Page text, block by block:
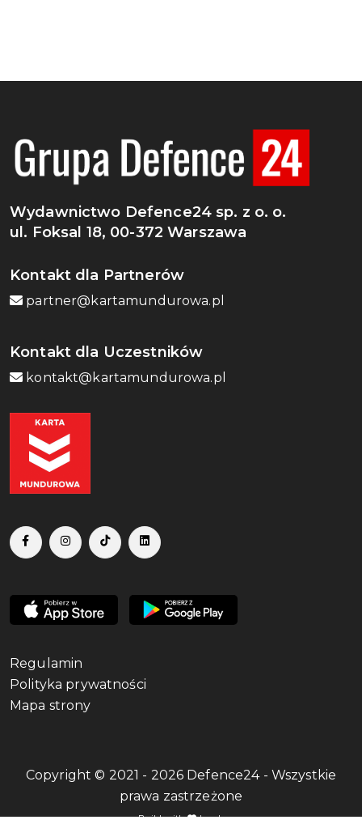
Wydawnictwo Defence24 sp. z o. o.
ul. Foksal 18, 00-372 Warszawa
Kontakt dla Partnerów
partner@kartamundurowa.pl
Kontakt dla Uczestników
kontakt@kartamundurowa.pl
Regulamin
Polityka prywatności
Mapa strony
Copyright © 2021 - 2026 Defence24 - Wszystkie
prawa zastrzeżone
Build with by qb